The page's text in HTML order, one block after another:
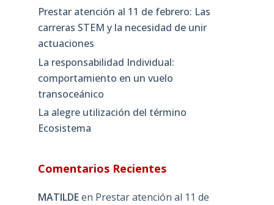
Prestar atención al 11 de febrero: Las
carreras STEM y la necesidad de unir
actuaciones
La responsabilidad Individual:
comportamiento en un vuelo
transoceánico
La alegre utilización del término
Ecosistema
Comentarios Recientes
MATILDEen Prestar atención al 11 de